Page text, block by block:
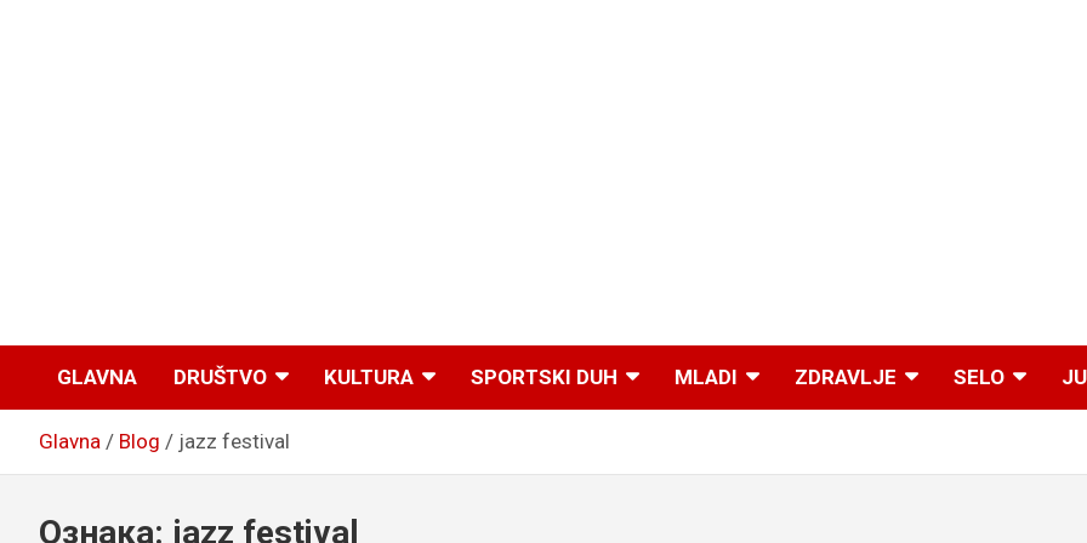
GLAVNA DRUŠTVO KULTURA SPORTSKI DUH MLADI ZDRAVLJE SELO
Glavna Blog jazz festival
Ознака: jazz festival